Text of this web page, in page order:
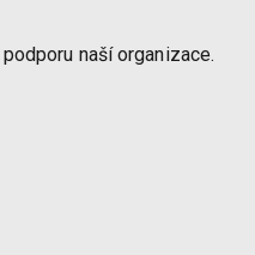
naší organizace.